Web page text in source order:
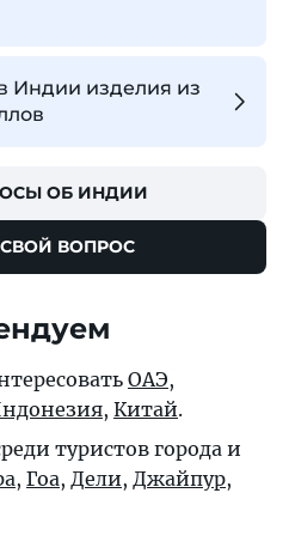
Индии изделия из
ОБ ИНДИИ
ВОПРОС
ОАЭ,
, Китай.
туристов города и
, Гоа, Дели, Джайпур,